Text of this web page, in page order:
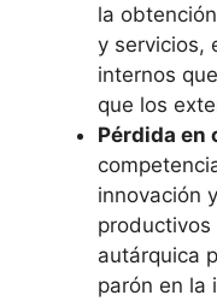
la
y servicios,
internos
que los
Pérdida en
innovación
productivos
autárquica
parón en la